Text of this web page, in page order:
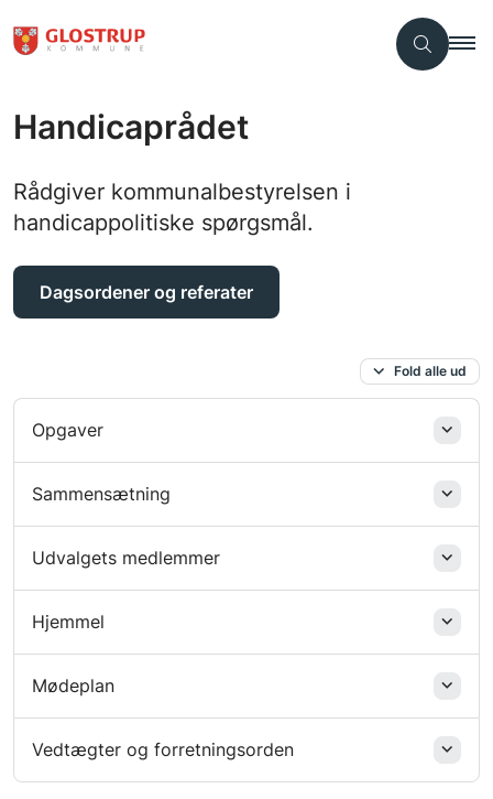
Handicaprådet
Rådgiver kommunalbestyrelsen i
handicappolitiske spørgsmål.
Dagsordener og referater
Fold alle ud
Opgaver
Sammensætning
Udvalgets medlemmer
Hjemmel
Mødeplan
Vedtægter og forretningsorden